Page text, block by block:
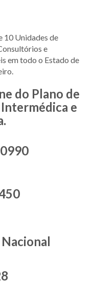
10 Unidades de
e
em todo o Estado de
do Plano de
e